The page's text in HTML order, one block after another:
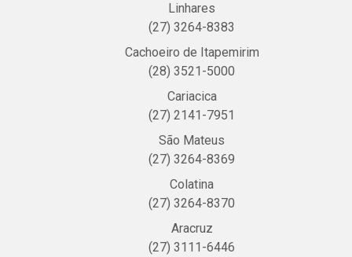
Linhares
(27) 3264-8383
Cachoeiro de Itapemirim
(28) 3521-5000
Cariacica
(27) 2141-7951
São Mateus
(27) 3264-8369
Colatina
(27) 3264-8370
Aracruz
(27) 3111-6446